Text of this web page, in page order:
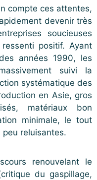
compte ces attentes,
devenir très
soucieuses
positif. Ayant
années 1990, les
suivi la
systématique des
en Asie, gros
matériaux bon
minimale, le tout
reluisantes.
renouvelant le
du gaspillage,